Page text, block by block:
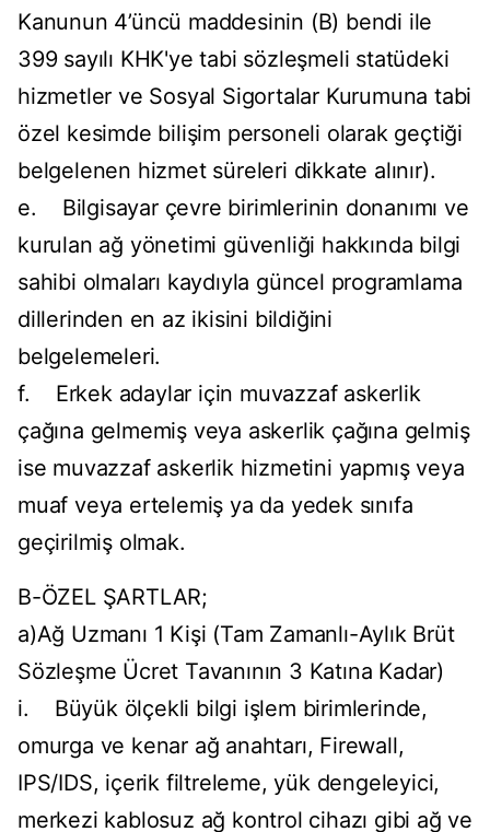
Kanunun 4’üncü maddesinin (B) bendi ile
399 sayılı KHK'ye tabi sözleşmeli statüdeki
hizmetler ve Sosyal Sigortalar Kurumuna tabi
özel kesimde bilişim personeli olarak geçtiği
belgelenen hizmet süreleri dikkate alınır).
e. Bilgisayar çevre birimlerinin donanımı ve
kurulan ağ yönetimi güvenliği hakkında bilgi
sahibi olmaları kaydıyla güncel programlama
dillerinden en az ikisini bildiğini
belgelemeleri.
f. Erkek adaylar için muvazzaf askerlik
çağına gelmemiş veya askerlik çağına gelmiş
ise muvazzaf askerlik hizmetini yapmış veya
muaf veya ertelemiş ya da yedek sınıfa
geçirilmiş olmak.
B-ÖZEL ŞARTLAR;
a)Ağ Uzmanı 1 Kişi (Tam Zamanlı-Aylık Brüt
Sözleşme Ücret Tavanının 3 Katına Kadar)
i. Büyük ölçekli bilgi işlem birimlerinde,
omurga ve kenar ağ anahtarı, Firewall,
IPS/IDS, içerik filtreleme, yük dengeleyici,
merkezi kablosuz ağ kontrol cihazı gibi ağ ve